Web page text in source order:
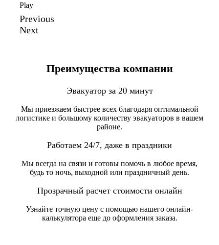
Play
Previous
Next
Преимущества компании
Эвакуатор за 20 минут
Мы приезжаем быстрее всех благодаря оптимальной
логистике и большому количеству эвакуаторов в вашем
районе.
Работаем 24/7, даже в праздники
Мы всегда на связи и готовы помочь в любое время,
будь то ночь, выходной или праздничный день.
Прозрачный расчет стоимости онлайн
Узнайте точную цену с помощью нашего онлайн-
калькулятора еще до оформления заказа.